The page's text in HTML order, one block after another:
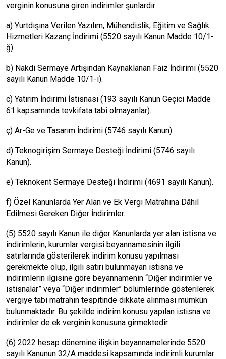
verginin konusuna giren indirimler şunlardır:
a) Yurtdışına Verilen Yazılım, Mühendislik, Eğitim ve Sağlık
Hizmetleri Kazanç İndirimi (5520 sayılı Kanun Madde 10/1-
ğ).
b) Nakdi Sermaye Artışından Kaynaklanan Faiz İndirimi (5520
sayılı Kanun Madde 10/1-ı).
c) Yatırım İndirimi İstisnası (193 sayılı Kanun Geçici Madde
61 kapsamında tevkifata tabi olmayanlar).
ç) Ar-Ge ve Tasarım İndirimi (5746 sayılı Kanun).
d) Teknogirişim Sermaye Desteği İndirimi (5746 sayılı
Kanun).
e) Teknokent Sermaye Desteği İndirimi (4691 sayılı Kanun).
f) Özel Kanunlarda Yer Alan ve Ek Vergi Matrahına Dâhil
Edilmesi Gereken Diğer İndirimler.
(5) 5520 sayılı Kanun ile diğer Kanunlarda yer alan istisna ve
indirimlerin, kurumlar vergisi beyannamesinin ilgili
satırlarında gösterilerek indirim konusu yapılması
gerekmekte olup, ilgili satırı bulunmayan istisna ve
indirimlerin ilgisine göre beyannamenin “Diğer indirimler ve
istisnalar” veya “Diğer indirimler” bölümlerinde gösterilerek
vergiye tabi matrahın tespitinde dikkate alınması mümkün
bulunmaktadır. Bu şekilde indirim konusu yapılan istisna ve
indirimler de ek verginin konusuna girmektedir.
(6) 2022 hesap dönemine ilişkin beyannamelerinde 5520
sayılı Kanunun 32/A maddesi kapsamında indirimli kurumlar